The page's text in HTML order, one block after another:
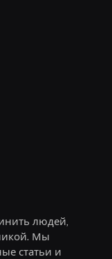
людей,
Мы
статьи и